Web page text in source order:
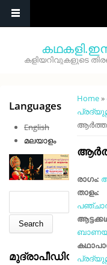
കളിയറിവുകളുടെ
You
Home»
രാഗം:
താളം:
Languages
English
മലയാളം
മുദ്രാപീഡിയ